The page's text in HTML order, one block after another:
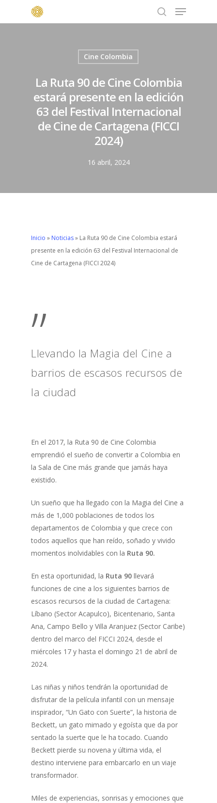
search
Menu
Cine Colombia
La Ruta 90 de Cine Colombia
estará presente en la edición
63 del Festival Internacional
de Cine de Cartagena (FICCI
2024)
16 abril, 2024
Inicio » Noticias» La Ruta 90 de Cine Colombia estará
presente en la edición 63 del Festival Internacional de
Cine de Cartagena (FICCI 2024)
”
Llevando la Magia del Cine a
barrios de escasos recursos de
la ciudad
En el 2017, la Ruta 90 de Cine Colombia
emprendió el sueño de convertir a Colombia en
la Sala de Cine más grande que jamás haya
existido.
Un sueño que ha llegado con la Magia del Cine a
más de 1,000 poblaciones de todos los
departamentos de Colombia y que crece con
todos aquellos que han reído, soñado y vivido
momentos inolvidables con la Ruta 90.
En esta oportunidad, la Ruta 90 llevará
funciones de cine a los siguientes barrios de
escasos recursos de la ciudad de Cartagena:
Líbano (Sector Acapulco), Bicentenario, Santa
Ana, Campo Bello y Villa Aranjuez (Sector Caribe)
dentro del marco del FICCI 2024, desde el
miércoles 17 y hasta el domingo 21 de abril de
2024.
Las niñas y niños tendrán la oportunidad de
disfrutar de la película infantil con un mensaje
inspirador, “Un Gato con Suerte”, la historia de
Beckett, un gato mimado y egoísta que da por
sentado la suerte que le ha tocado. Cuando
Beckett pierde su novena y última vida, el
destino interviene para embarcarlo en un viaje
transformador.
Miles de experiencias, sonrisas y emociones que